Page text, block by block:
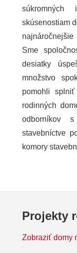
súkromných
skúsenostiam
Sme
desiatky
množstvo
pomohli
rodinných
odborníkov
stavebníctve
komory
Projekty
Zobraziť domy